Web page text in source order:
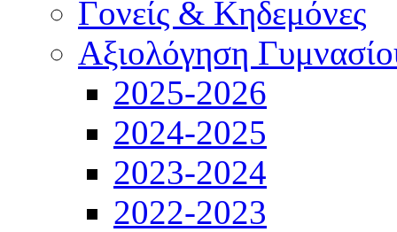
Γονείς & Κηδεμόνες
Αξιολόγηση
2025-2026
2024-2025
2023-2024
2022-2023